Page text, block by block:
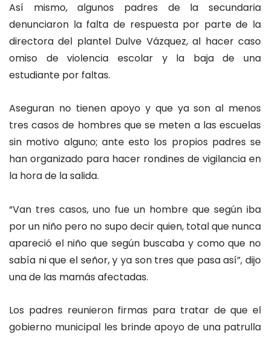
Así mismo, algunos padres de la secundaria
denunciaron la falta de respuesta por parte de la
directora del plantel Dulve Vázquez, al hacer caso
omiso de violencia escolar y la baja de una
estudiante por faltas.
Aseguran no tienen apoyo y que ya son al menos
tres casos de hombres que se meten a las escuelas
sin motivo alguno; ante esto los propios padres se
han organizado para hacer rondines de vigilancia en
la hora de la salida.
“Van tres casos, uno fue un hombre que según iba
por un niño pero no supo decir quien, total que nunca
apareció el niño que según buscaba y como que no
sabía ni que el señor, y ya son tres que pasa así”, dijo
una de las mamás afectadas.
Los padres reunieron firmas para tratar de que el
gobierno municipal les brinde apoyo de una patrulla